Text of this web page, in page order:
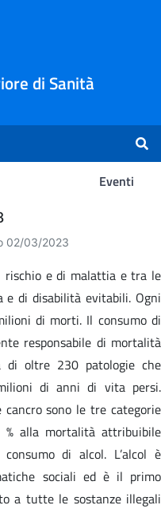
di Sanità
Eventi
02/03/2023
rischio e di malattia e tra le
di disabilità evitabili. Ogni
di morti. Il consumo di
responsabile di mortalità
di oltre 230 patologie che
di anni di vita persi.
sono le tre categorie
alla mortalità attribuibile
di alcol. L’alcol è
sociali ed è il primo
a tutte le sostanze illegali